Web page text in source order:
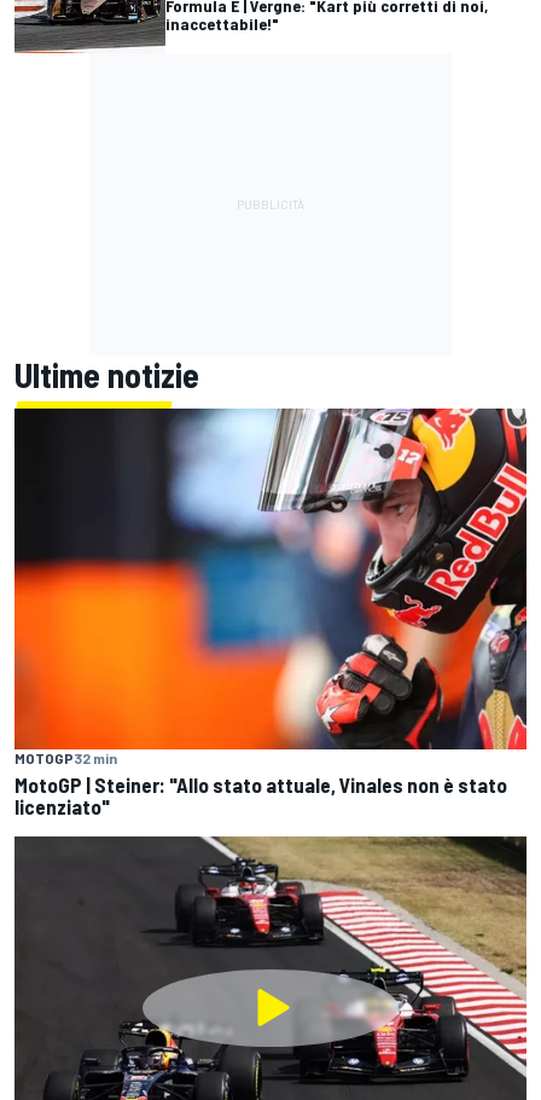
Formula E | Vergne: "Kart più corretti di noi,
inaccettabile!"
Ultime notizie
MOTOGP32 min
MotoGP | Steiner: "Allo stato attuale, Vinales non è stato
licenziato"